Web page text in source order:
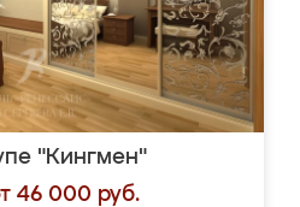
"Кингмен"
46 000 руб.